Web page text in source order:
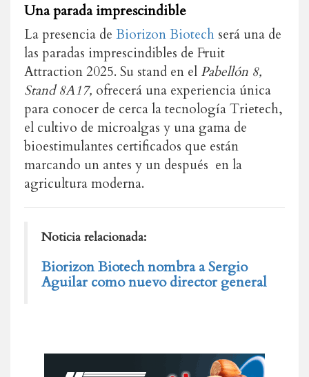
Una parada imprescindible
La presencia de Biorizon Biotech será una de
las paradas imprescindibles de Fruit
Attraction 2025. Su stand en el Pabellón 8,
Stand 8A17, ofrecerá una experiencia única
para conocer de cerca la tecnología Trietech,
el cultivo de microalgas y una gama de
bioestimulantes certificados que están
marcando un antes y un después en la
agricultura moderna.
Noticia relacionada:
Biorizon Biotech nombra a Sergio
Aguilar como nuevo director general